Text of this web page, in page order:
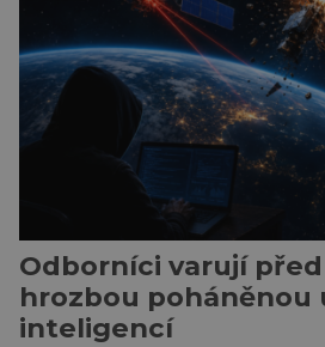
chtěl strávit […]
Odborníci varují
hrozbou poháněnou
inteligencí